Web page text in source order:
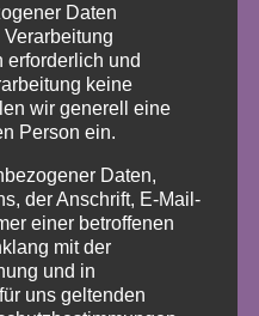
auszudrücken, im
Körpergefühl zu
dafür mit viel
EINEN
Daten
erforderlich und
keine
wir generell eine
Person ein.
Daten,
der Anschrift, E-Mail-
einer betroffenen
mit der
und in
uns geltenden